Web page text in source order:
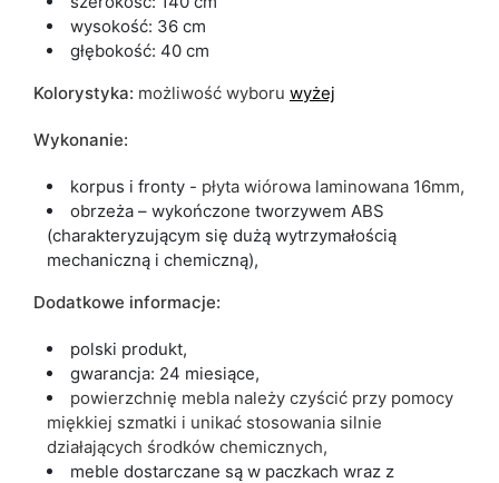
wysokość: 36 cm
głębokość: 40 cm
Kolorystyka: możliwość wyboru wyżej
Wykonanie:
korpus i fronty - płyta wiórowa laminowana 16mm,
obrzeża – wykończone tworzywem ABS
(charakteryzującym się dużą wytrzymałością
mechaniczną i chemiczną),
Dodatkowe informacje:
polski produkt,
gwarancja: 24 miesiące,
powierzchnię mebla należy czyścić przy pomocy
miękkiej szmatki i unikać stosowania silnie
działających środków chemicznych,
meble dostarczane są w paczkach wraz z